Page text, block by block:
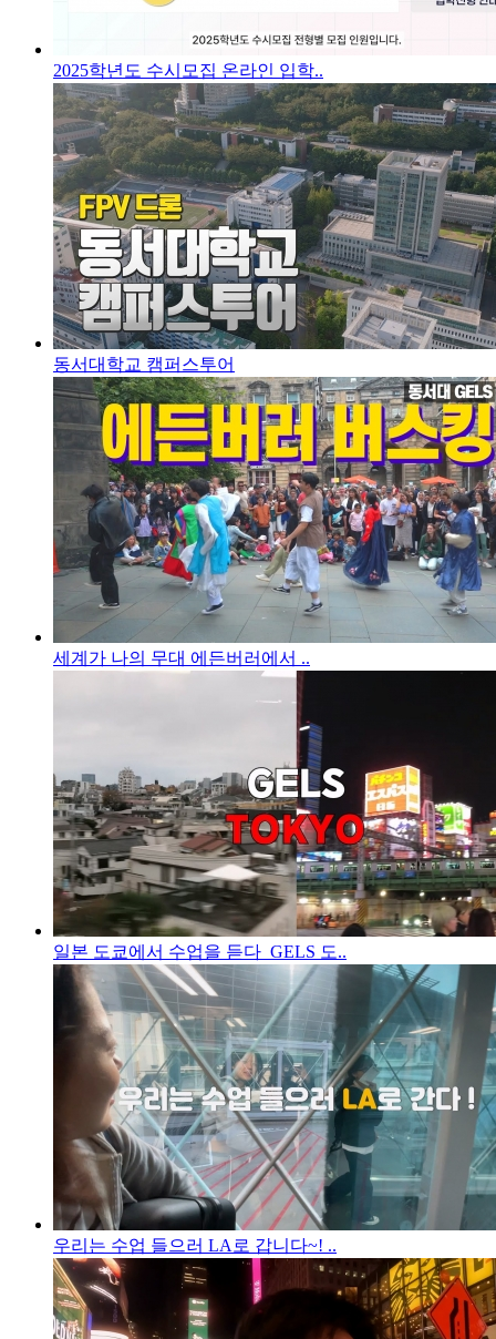
2025학년도 수시모집 온라인 입학..
동서대학교 캠퍼스투어
세계가 나의 무대 에든버러에서 ..
일본 도쿄에서 수업을 듣다_GELS 도..
우리는 수업 들으러 LA로 갑니다~! ..